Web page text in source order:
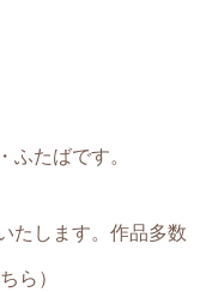
ふたばです。
たします。作品多数
ら）